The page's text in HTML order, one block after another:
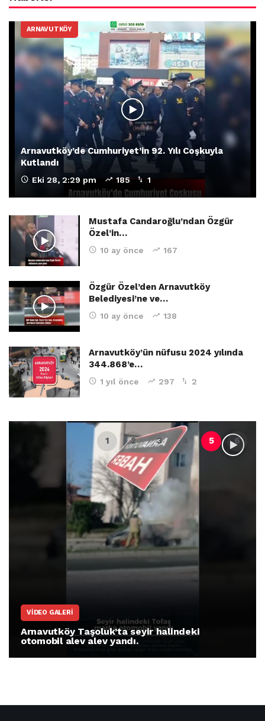
ARNAVUTKÖY
Arnavutköy’de Cumhuriyet’in 92. Yılı Coşkuyla
Kutlandı
Eki 28, 2:29 pm 185 1
Mustafa Candaroğlu’ndan Özgür
Özel’in…
10 ay önce 167
Özgür Özel’den Arnavutköy
Belediyesi’ne ve…
10 ay önce 138
Arnavutköy’ün nüfusu 2024 yılında
344.868’e…
1 yıl önce 297 2
VIDEO GALERI
Arnavutköy Taşoluk’ta seyir halindeki
otomobil alev alev yandı.